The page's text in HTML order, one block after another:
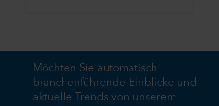
Möchten Sie automatisch
branchenführende Einblicke und
aktuelle Trends von unserem